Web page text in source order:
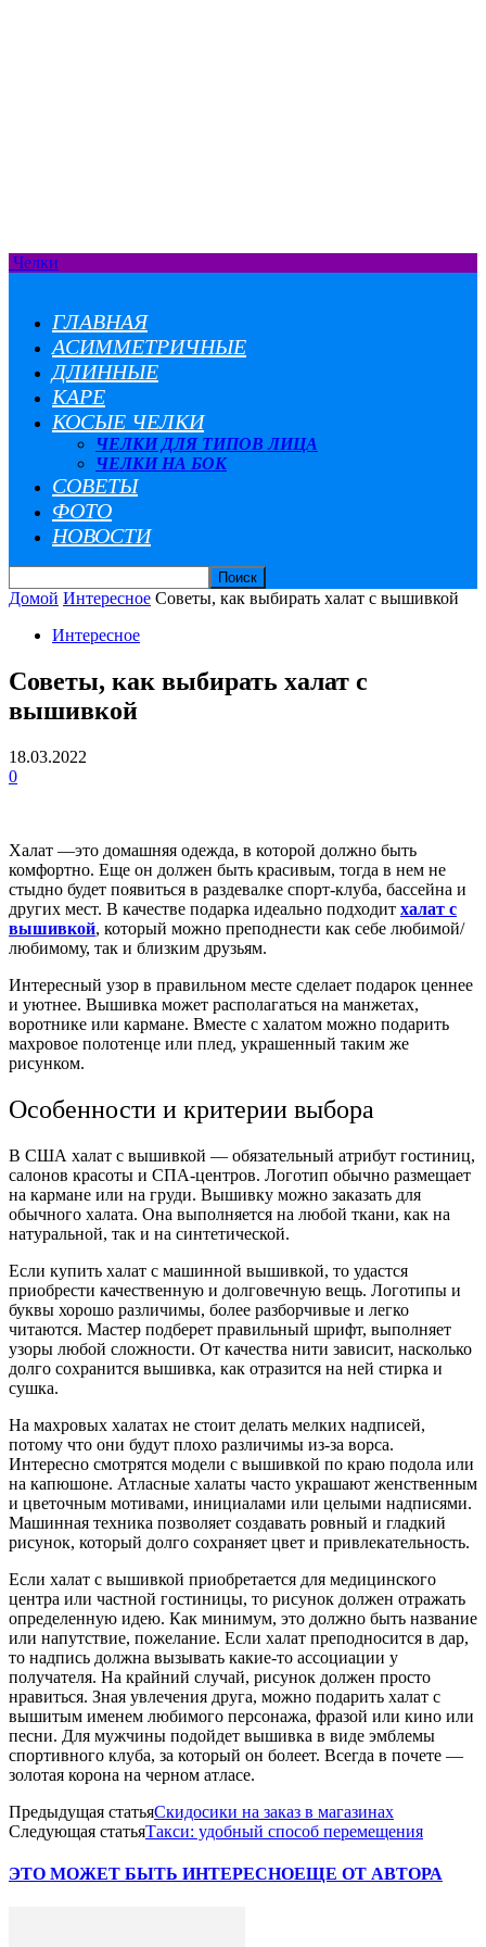
Челки
ГЛАВНАЯ
АСИММЕТРИЧНЫЕ
ДЛИННЫЕ
КАРЕ
КОСЫЕ ЧЕЛКИ
ЧЕЛКИ ДЛЯ ТИПОВ ЛИЦА
ЧЕЛКИ НА БОК
СОВЕТЫ
ФОТО
НОВОСТИ
Домой Интересное Советы, как выбирать халат с вышивкой
Интересное
Советы, как выбирать халат с
вышивкой
18.03.2022
0
Халат —это домашняя одежда, в которой должно быть
комфортно. Еще он должен быть красивым, тогда в нем не
стыдно будет появиться в раздевалке спорт-клуба, бассейна и
других мест. В качестве подарка идеально подходит халат с
вышивкой, который можно преподнести как себе любимой/
любимому, так и близким друзьям.
Интересный узор в правильном месте сделает подарок ценнее
и уютнее. Вышивка может располагаться на манжетах,
воротнике или кармане. Вместе с халатом можно подарить
махровое полотенце или плед, украшенный таким же
рисунком.
Особенности и критерии выбора
В США халат с вышивкой — обязательный атрибут гостиниц,
салонов красоты и СПА-центров. Логотип обычно размещает
на кармане или на груди. Вышивку можно заказать для
обычного халата. Она выполняется на любой ткани, как на
натуральной, так и на синтетической.
Если купить халат с машинной вышивкой, то удастся
приобрести качественную и долговечную вещь. Логотипы и
буквы хорошо различимы, более разборчивые и легко
читаются. Мастер подберет правильный шрифт, выполняет
узоры любой сложности. От качества нити зависит, насколько
долго сохранится вышивка, как отразится на ней стирка и
сушка.
На махровых халатах не стоит делать мелких надписей,
потому что они будут плохо различимы из-за ворса.
Интересно смотрятся модели с вышивкой по краю подола или
на капюшоне. Атласные халаты часто украшают женственным
и цветочным мотивами, инициалами или целыми надписями.
Машинная техника позволяет создавать ровный и гладкий
рисунок, который долго сохраняет цвет и привлекательность.
Если халат с вышивкой приобретается для медицинского
центра или частной гостиницы, то рисунок должен отражать
определенную идею. Как минимум, это должно быть название
или напутствие, пожелание. Если халат преподносится в дар,
то надпись должна вызывать какие-то ассоциации у
получателя. На крайний случай, рисунок должен просто
нравиться. Зная увлечения друга, можно подарить халат с
вышитым именем любимого персонажа, фразой или кино или
песни. Для мужчины подойдет вышивка в виде эмблемы
спортивного клуба, за который он болеет. Всегда в почете —
золотая корона на черном атласе.
Предыдущая статьяСкидосики на заказ в магазинах
Следующая статьяТакси: удобный способ перемещения
ЭТО МОЖЕТ БЫТЬ ИНТЕРЕСНОЕЩЕ ОТ АВТОРА